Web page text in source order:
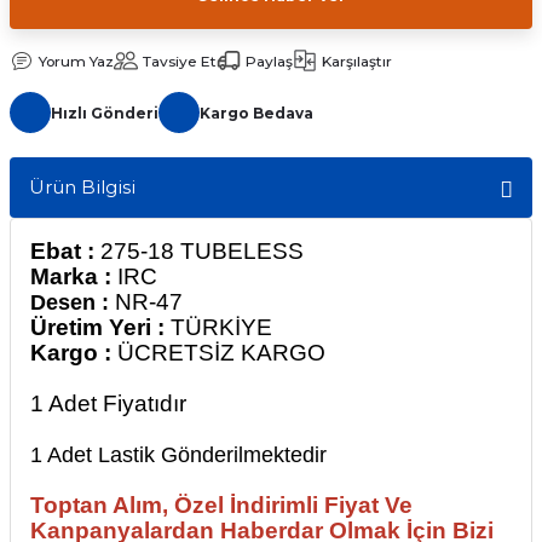
Yorum Yaz Tavsiye Et Paylaş Karşılaştır
Hızlı Gönderi Kargo Bedava
Ürün Bilgisi
Ebat : 275-18 TUBELESS
Marka : IRC
Desen : NR-47
Üretim Yeri : TÜRKİYE
Kargo : ÜCRETSİZ KARGO
1 Adet Fiyatıdır
1 Adet Lastik Gönderilmektedir
Toptan Alım, Özel İndirimli Fiyat Ve
Kanpanyalardan Haberdar Olmak İçin Bizi